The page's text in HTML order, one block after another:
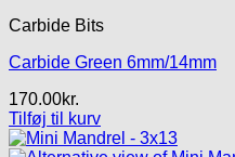
Carbide Bits
Carbide Green 6mm/14mm
170.00kr.
Tilføj til kurv